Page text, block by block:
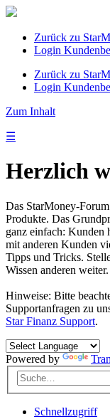
Zurück zu
Login
Zurück zu
Login
Zum Inhalt
☰
Herzlich
Das StarMoney-
Produkte. Das
ganz einfach: Kunden
mit anderen Kunden
Tipps und Tricks.
Wissen anderen weiter.
Hinweise: Bitte
Supportanfragen zu
Star Finanz Support.
Powered by
Schnellzugriff